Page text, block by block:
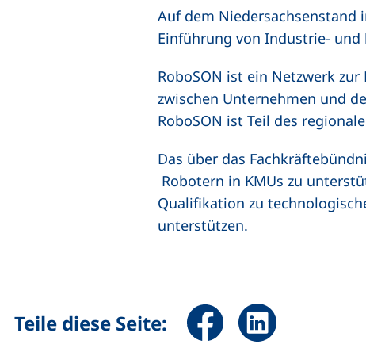
Auf dem
Einführung von Industrie-
RoboSON ist ein Netzwerk
zwischen Unternehmen und
RoboSON ist Teil des
Das über das
Robotern in KMUs zu
Qualifikation zu
unterstützen.
Teile diese Seite: Seite über Facebook
Seite über